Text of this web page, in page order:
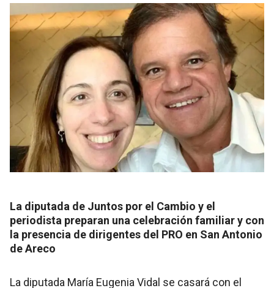
La diputada de Juntos por el Cambio y el
periodista preparan una celebración familiar y con
la presencia de dirigentes del PRO en San Antonio
de Areco
La diputada María Eugenia Vidal se casará con el